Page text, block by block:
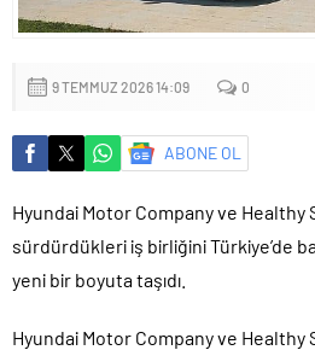
Küçük işletmeler büyük siber
9 TEMMUZ 2026 14:09 0
ABONE OL
Hyundai Motor Company ve Healthy
sürdürdükleri iş birliğini Türkiye’de
yeni bir boyuta taşıdı.
Hyundai Motor Company ve Healthy